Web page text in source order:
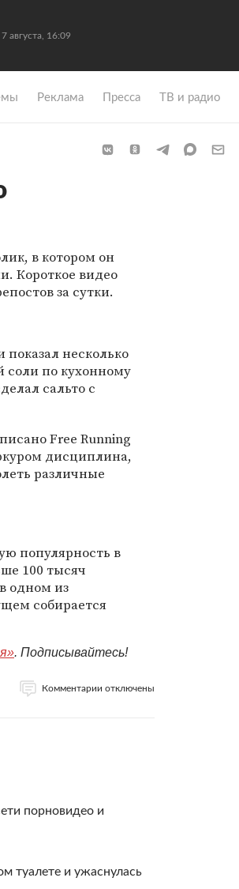
7 августа, 16:09
Реклама Пресса ТВ и радио
в котором он
Короткое видео
за сутки.
несколько
соли по кухонному
сальто с
Free Running
дисциплина,
различные
популярность в
100 тысяч
одном из
собирается
. Подписывайтесь!
Комментарии отключены
порновидео и
туалете и ужаснулась